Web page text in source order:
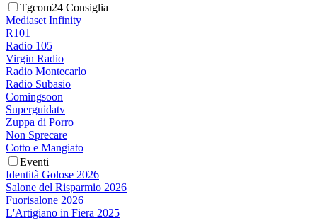
Tgcom24 Consiglia
Mediaset Infinity
R101
Radio 105
Virgin Radio
Radio Montecarlo
Radio Subasio
Comingsoon
Superguidatv
Zuppa di Porro
Non Sprecare
Cotto e Mangiato
Eventi
Identità Golose 2026
Salone del Risparmio 2026
Fuorisalone 2026
L'Artigiano in Fiera 2025